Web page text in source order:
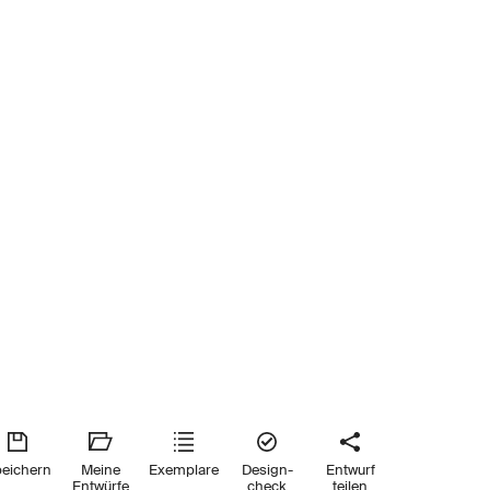
Meine
Entwürfe
Exemplare
Design-
check
Entwurf
teilen